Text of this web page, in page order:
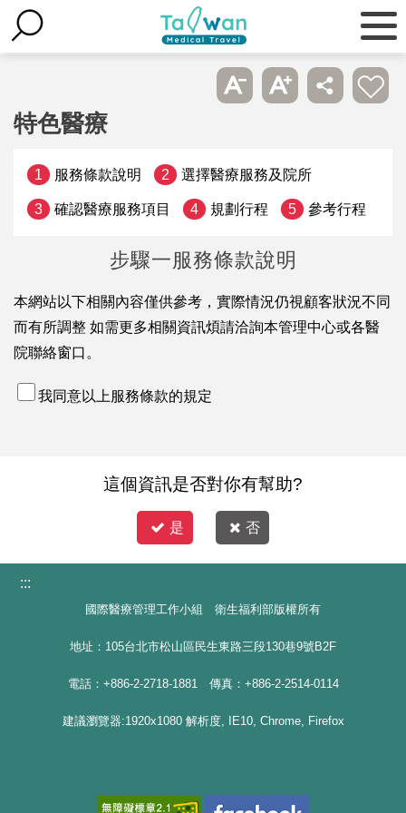
特色醫療
1 服務條款說明 2 選擇醫療服務及院所
3 確認醫療服務項目 4 規劃行程 5 參考行程
步驟一服務條款說明
本網站以下相關內容僅供參考，實際情況仍視顧客狀況不同
而有所調整 如需更多相關資訊煩請洽詢本管理中心或各醫
院聯絡窗口。
我同意以上服務條款的規定
這個資訊是否對你有幫助?
是 否
:::
國際醫療管理工作小組 衛生福利部版權所有
地址：105台北市松山區民生東路三段130巷9號B2F
電話：+886-2-2718-1881 傳真：+886-2-2514-0114
建議瀏覽器:1920x1080 解析度, IE10, Chrome, Firefox